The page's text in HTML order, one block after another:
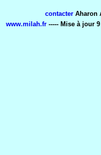
contacter Aharon
www.milah.fr ----- Mise à jour